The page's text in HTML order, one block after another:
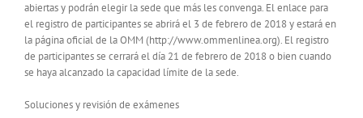
abiertas y podrán elegir la sede que más les convenga. El enlace para
el registro de participantes se abrirá el 3 de febrero de 2018 y estará en
la página oficial de la OMM (http://www.ommenlinea.org). El registro
de participantes se cerrará el día 21 de febrero de 2018 o bien cuando
se haya alcanzado la capacidad límite de la sede.
Soluciones y revisión de exámenes